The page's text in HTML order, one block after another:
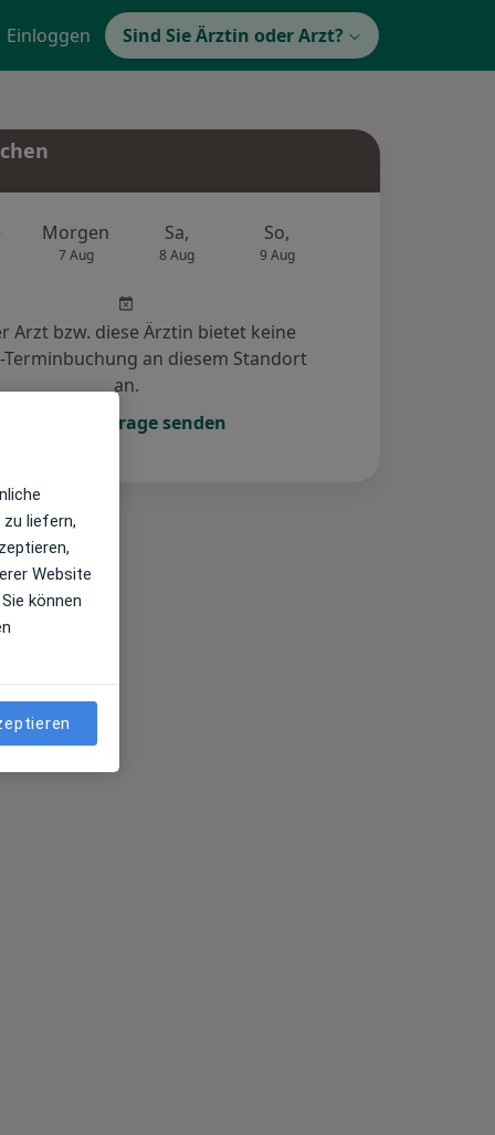
Einloggen Sind Sie Ärztin oder Arzt?
Morgen
7 Aug
Sa,
8 Aug
So,
9 Aug
Arzt bzw. diese Ärztin bietet keine
Terminbuchung an diesem Standort
an.
Terminanfrage senden
liefern,
Website
können